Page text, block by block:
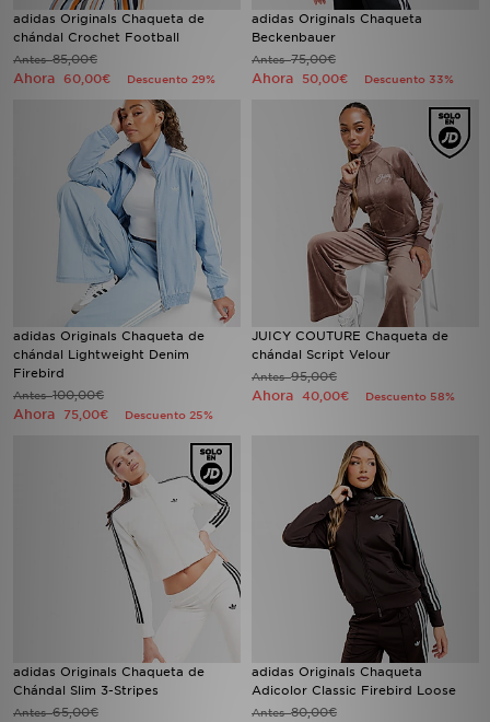
adidas Originals Chaqueta de
chándal Crochet Football
Antes85,00€
Ahora 60,00€ Descuento 29%
adidas Originals Chaqueta
Beckenbauer
Antes75,00€
Ahora 50,00€ Descuento 33%
adidas Originals Chaqueta de
chándal Lightweight Denim
Firebird
Antes100,00€
Ahora 75,00€ Descuento 25%
JUICY COUTURE Chaqueta de
chándal Script Velour
Antes95,00€
Ahora 40,00€ Descuento 58%
adidas Originals Chaqueta de
Chándal Slim 3-Stripes
Antes65,00€
adidas Originals Chaqueta
Adicolor Classic Firebird Loose
Antes80,00€